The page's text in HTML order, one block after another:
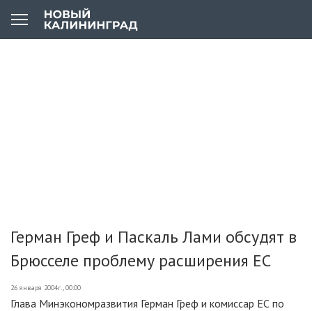
Герман Греф и Паскаль Лами обсудят в
Брюсселе проблему расширения ЕС
26 января 2004г., 00:00
Глава Минэкономразвития Герман Греф и комиссар ЕС по